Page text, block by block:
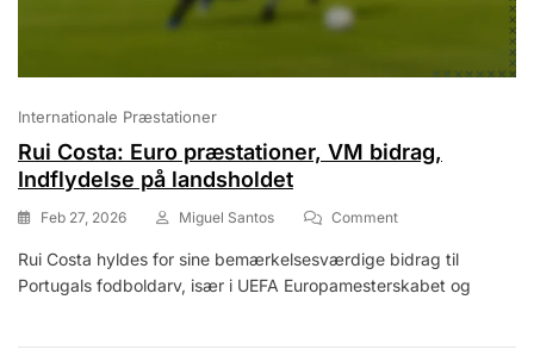
Internationale Præstationer
Rui Costa: Euro præstationer, VM bidrag,
Indflydelse på landsholdet
Feb 27, 2026 Miguel Santos CommentOn
Costa:
Euro
Bidrag,
Rui Costa hyldes for sine bemærkelsesværdige bidrag til
Portugals fodboldarv, især i UEFA Europamesterskabet og